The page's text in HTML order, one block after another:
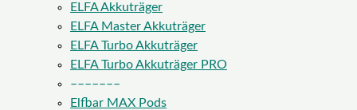
ELFA Akkuträger
ELFA Master Akkuträger
ELFA Turbo Akkuträger
ELFA Turbo Akkuträger PRO
–––––––
Elfbar MAX Pods